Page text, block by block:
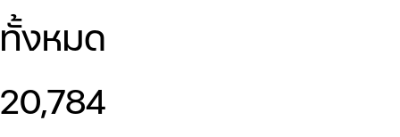
ทั้งหมด
20,784